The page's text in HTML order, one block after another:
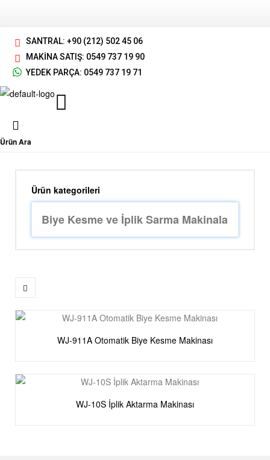
SANTRAL: +90 (212) 502 45 06
MAKİNA SATIŞ: 0549 737 19 90
YEDEK PARÇA: 0549 737 19 71
Ürün Ara
Ürün kategorileri
WJ-911A Otomatik Biye Kesme Makinası
WJ-10S İplik Aktarma Makinası